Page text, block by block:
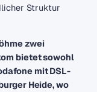
Struktur
zwei
bietet sowohl
mit DSL-
Heide, wo